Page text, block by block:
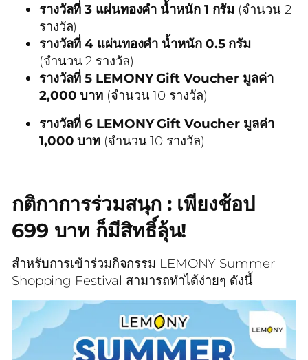
รางวัลที่ 3 แผ่นทองคำ น้ำหนัก 1 กรัม (จำนวน 2
รางวัล)
รางวัลที่ 4 แผ่นทองคำ น้ำหนัก 0.5 กรัม
(จำนวน 2 รางวัล)
รางวัลที่ 5 LEMONY Gift Voucher มูลค่า
2,000 บาท (จำนวน 10 รางวัล)
รางวัลที่ 6 LEMONY Gift Voucher มูลค่า
1,000 บาท (จำนวน 10 รางวัล)
กติกาการร่วมสนุก : เพียงช้อป
699 บาท ก็มีสิทธิ์ลุ้น!
สำหรับการเข้าร่วมกิจกรรม LEMONY Summer
Shopping Festival สามารถทำได้ง่ายๆ ดังนี้